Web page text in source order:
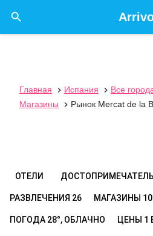

Главная  Испания  Все
Магазины
 Рынок Mercat de la
ОТЕЛИ
РАЗВЛЕЧЕНИЯ 26 МАГАЗИНЫ 10
ПОГОДА 28°, ОБЛАЧНО ЦЕНЫ 1